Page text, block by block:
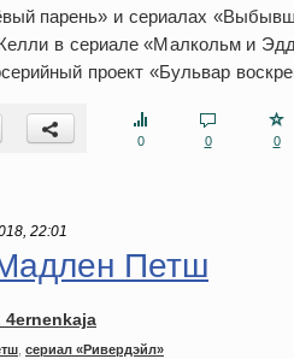
парень» и сериалах
в сериале «Малкольм и
проект «Бульвар
0
0 0
22:01
Петш
4ernenkaja
сериал «Ривердэйл»